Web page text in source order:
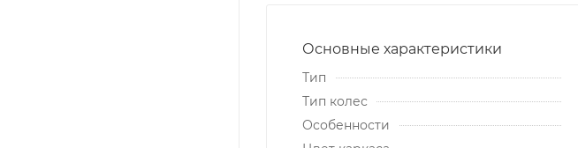
Основные характеристики
Тип
Тип колес
Особенности